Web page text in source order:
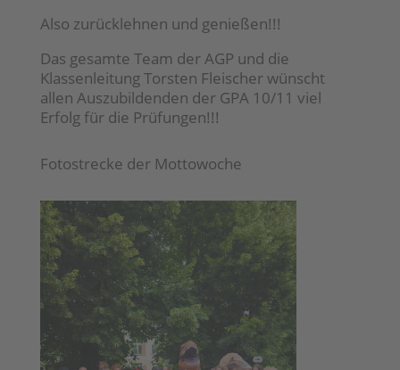
Also zurücklehnen und genießen!!!
Das gesamte Team der AGP und die
Klassenleitung Torsten Fleischer wünscht
allen Auszubildenden der GPA 10/11 viel
Erfolg für die Prüfungen!!!
Fotostrecke der Mottowoche